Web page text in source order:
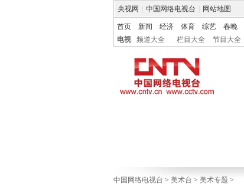
央视网 中国网络电视台 网站地图
首页 新闻 经济 体育 综艺 春晚
电视
频道大全 栏目大全 节目大全
中国网络电视台 > 美术台 > 美术专题 >